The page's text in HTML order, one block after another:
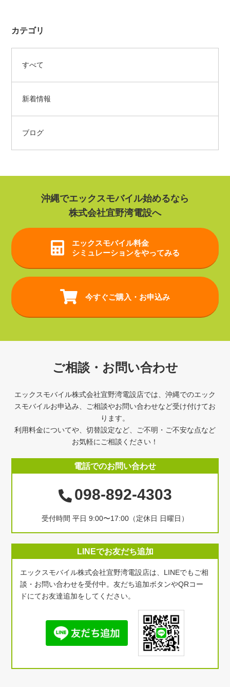
カテゴリ
すべて
新着情報
ブログ
沖縄でエックスモバイル始めるなら
株式会社宜野湾電設へ
エックスモバイル料金
シミュレーションをやってみる
今すぐご購入・お申込み
ご相談・お問い合わせ
エックスモバイル株式会社宜野湾電設店では、沖縄でのエック
スモバイルお申込み、ご相談やお問い合わせなど受け付けてお
ります。
利用料金についてや、切替設定など、ご不明・ご不安な点など
お気軽にご相談ください！
電話でのお問い合わせ
098-892-4303
受付時間 平日 9:00〜17:00（定休日 日曜日）
LINEでお友だち追加
エックスモバイル株式会社宜野湾電設店は、LINEでもご相
談・お問い合わせを受付中。友だち追加ボタンやQRコー
ドにてお友達追加をしてください。